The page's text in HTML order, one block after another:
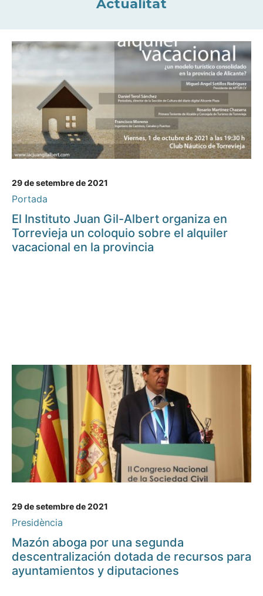
Actualitat
29 de setembre de 2021
Portada
El Instituto Juan Gil-Albert organiza en
Torrevieja un coloquio sobre el alquiler
vacacional en la provincia
29 de setembre de 2021
Presidència
Mazón aboga por una segunda
descentralización dotada de recursos para
ayuntamientos y diputaciones